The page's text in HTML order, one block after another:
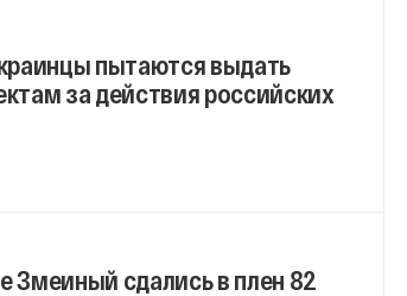
пытаются выдать
за действия российских
сдались в плен 82